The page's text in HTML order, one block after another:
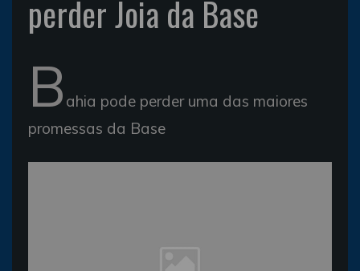
perder Joia da Base
B ahia pode perder uma das maiores
promessas da Base